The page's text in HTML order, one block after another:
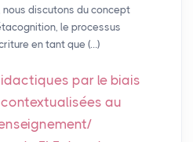
nous discutons du concept
le processus
en tant que (…)
par le biais
au